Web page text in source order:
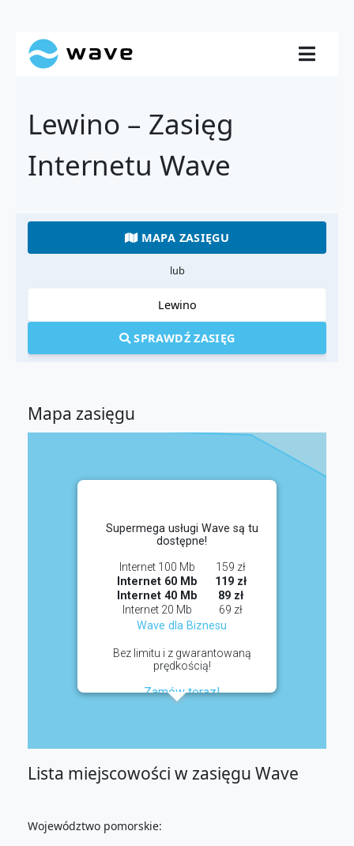
Lewino – Zasięg
Internetu Wave
MAPA ZASIĘGU
lub
SPRAWDŹ ZASIĘG
Mapa zasięgu
Supermega usługi Wave są tu
dostępne!
Internet 100 Mb
159 zł
Internet 60 Mb
119 zł
Internet 40 Mb
89 zł
Internet 20 Mb
69 zł
Wave dla Biznesu
Bez limitu i z gwarantowaną
prędkością!
Zamów teraz!
Lista miejscowości w zasięgu Wave
Województwo pomorskie: